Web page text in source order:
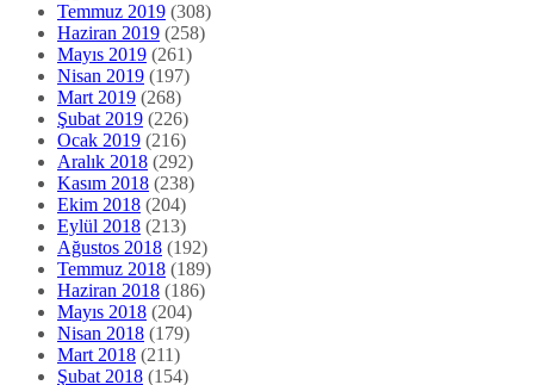
Temmuz 2019 (308)
Haziran 2019 (258)
Mayıs 2019 (261)
Nisan 2019 (197)
Mart 2019 (268)
Şubat 2019 (226)
Ocak 2019 (216)
Aralık 2018 (292)
Kasım 2018 (238)
Ekim 2018 (204)
Eylül 2018 (213)
Ağustos 2018 (192)
Temmuz 2018 (189)
Haziran 2018 (186)
Mayıs 2018 (204)
Nisan 2018 (179)
Mart 2018 (211)
Şubat 2018 (154)